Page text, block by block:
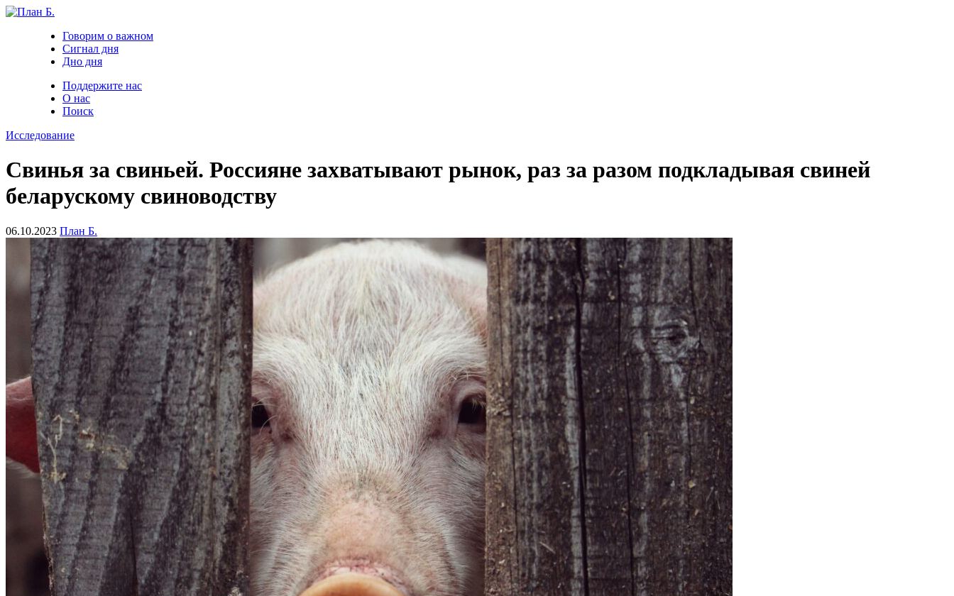
Говорим о важном
Сигнал дня
Дно дня
Поддержите нас
О нас
Поиск
Исследование
Свинья за свиньей. Россияне захватывают рынок, раз за разом подкладывая свиней
беларускому свиноводству
06.10.2023 План Б.